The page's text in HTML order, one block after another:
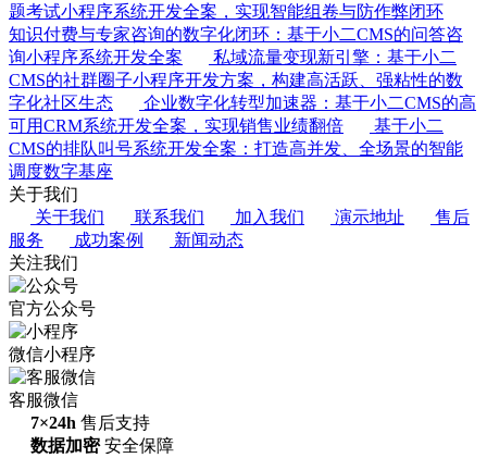
题考试小程序系统开发全案，实现智能组卷与防作弊闭环
知识付费与专家咨询的数字化闭环：基于小二CMS的问答咨
询小程序系统开发全案
私域流量变现新引擎：基于小二
CMS的社群圈子小程序开发方案，构建高活跃、强粘性的数
字化社区生态
企业数字化转型加速器：基于小二CMS的高
可用CRM系统开发全案，实现销售业绩翻倍
基于小二
CMS的排队叫号系统开发全案：打造高并发、全场景的智能
调度数字基座
关于我们
关于我们
联系我们 加入我们 演示地址
售后
服务
成功案例
新闻动态
关注我们
官方公众号
微信小程序
客服微信
7×24h 售后支持
数据加密安全保障